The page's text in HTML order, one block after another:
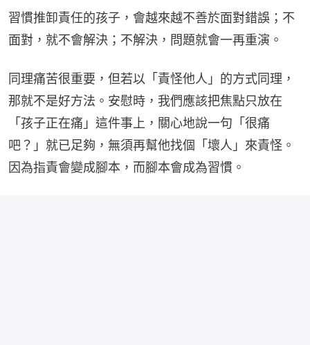
習慣推卸責任的孩子，會越來越不善於面對錯誤；不
面對，就不會解決；不解決，問題就會一再重演。
同理痛苦很重要，但若以「責怪他人」的方式同理，
那就不是好方法。安慰時，我們應該把焦點只放在
「孩子正在痛」這件事上，關心地說一句「很痛
吧？」就已足夠，無須再幫他找個「壞人」來責怪。
因為指責會變成腳本，而腳本會成為習慣。